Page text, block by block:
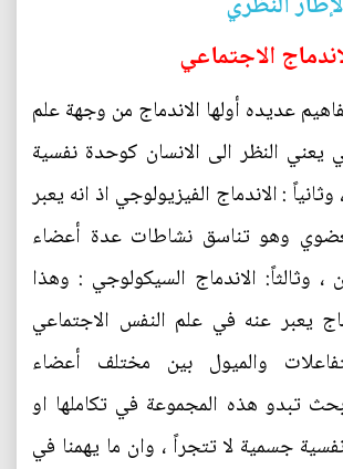
الاجتماعي
عديده أولها الاندماج من وجهة علم
يعني النظر الى الانسان كوحدة نفسية
: الاندماج الفيزيولوجي اذ انه يعبر
وهو تناسق نشاطات عدة أعضاء
، وثالثاً: الاندماج السيكولوجي : وهذا
يعبر عنه في علم النفس الاجتماعي
والميول بين مختلف أعضاء
تبدو هذه المجموعة في تكاملها او
جسمية لا تتجراً ، وان ما يهمنا في